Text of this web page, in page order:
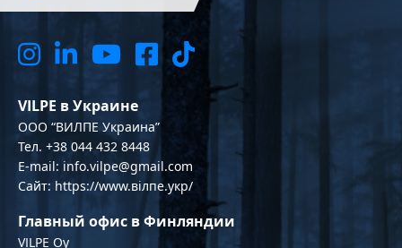
VILPE в Украине
OOO “ВИЛПЕ Украина”
Тел. +38 044 432 8448
E-mail: info.vilpe@gmail.com
Сайт: https://www.вілпе.укр/
Главный офис в Финляндии
VILPE Oy